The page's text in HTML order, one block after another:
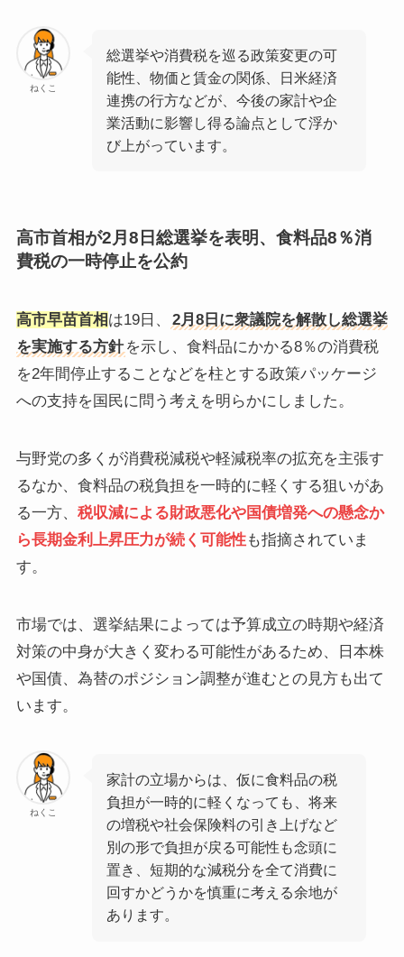
ねくこ
総選挙や消費税を巡る政策変更の可
能性、物価と賃金の関係、日米経済
連携の行方などが、今後の家計や企
業活動に影響し得る論点として浮か
び上がっています。
高市首相が2月8日総選挙を表明、食料品8％消
費税の一時停止を公約
高市早苗首相は19日、
2月8日に衆議院を解散し総選挙
を実施する方針 を示し、食料品にかかる8％の消費税
を2年間停止することなどを柱とする政策パッケージ
への支持を国民に問う考えを明らかにしました。
与野党の多くが消費税減税や軽減税率の拡充を主張す
るなか、食料品の税負担を一時的に軽くする狙いがあ
る一方、 税収減による財政悪化や国債増発への懸念か
ら長期金利上昇圧力が続く可能性も指摘されていま
す。
市場では、選挙結果によっては予算成立の時期や経済
対策の中身が大きく変わる可能性があるため、日本株
や国債、為替のポジション調整が進むとの見方も出て
います。
ねくこ
家計の立場からは、仮に食料品の税
負担が一時的に軽くなっても、将来
の増税や社会保険料の引き上げなど
別の形で負担が戻る可能性も念頭に
置き、短期的な減税分を全て消費に
回すかどうかを慎重に考える余地が
あります。